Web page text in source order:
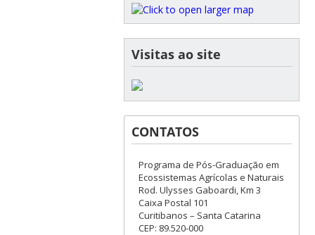
Visitas ao site
CONTATOS
Programa de Pós-Graduação em
Ecossistemas Agrícolas e Naturais
Rod. Ulysses Gaboardi, Km 3
Caixa Postal 101
Curitibanos – Santa Catarina
CEP: 89.520-000